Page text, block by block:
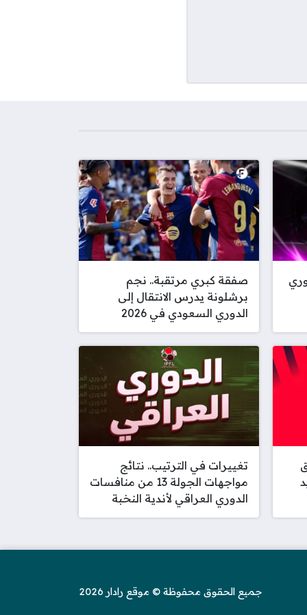
صفقة كبري مرتقبة.. نجم
برشلونة يدرس الانتقال إلى
الدوري السعودي في 2026
تغييرات في الترتيب.. نتائج
مواجهات الجولة 13 من منافسات
الدوري العراقي لأندية النخبة
جميع الحقوق محفوظة © موقع رادار 2026